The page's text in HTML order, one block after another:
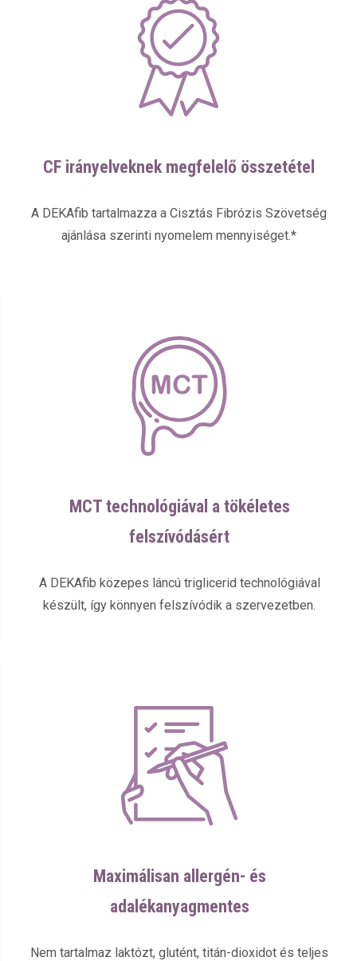
CF irányelveknek megfelelő összetétel
A DEKAfib tartalmazza a Cisztás Fibrózis Szövetség
ajánlása szerinti nyomelem mennyiséget.*
MCT technológiával a tökéletes
felszívódásért
A DEKAfib közepes láncú triglicerid technológiával
készült, így könnyen felszívódik a szervezetben.
Maximálisan allergén- és
adalékanyagmentes
Nem tartalmaz laktózt, glutént, titán-dioxidot és teljes